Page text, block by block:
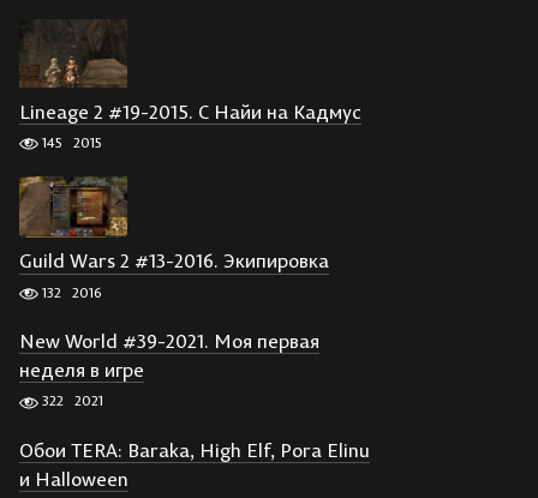
Lineage 2 #19-2015. С Найи на Кадмус
145 2015
Guild Wars 2 #13-2016. Экипировка
132 2016
New World #39-2021. Моя первая
неделя в игре
322 2021
Обои TERA: Baraka, High Elf, Pora Elinu
и Halloween